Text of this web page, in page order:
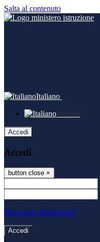
Salta al contenuto
Italiano
Italiano
Accedi
Accedi
button close ×
Password dimenticata?